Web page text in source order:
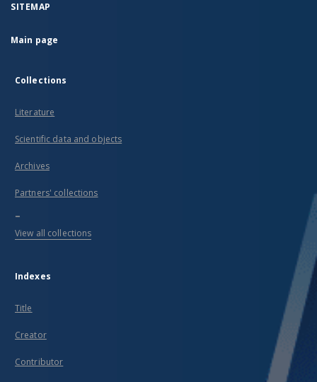
SITEMAP
Main page
Collections
Literature
Scientific data and objects
Archives
Partners' collections
...
View all collections
Indexes
Title
Creator
Contributor